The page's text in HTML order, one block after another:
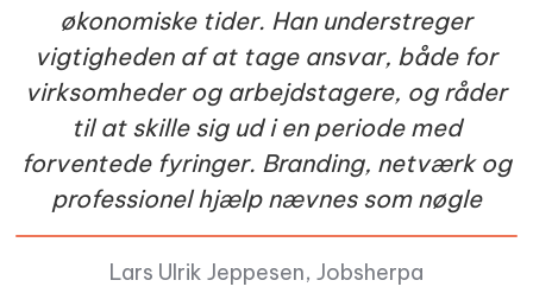
økonomiske tider. Han understreger
vigtigheden af at tage ansvar, både for
virksomheder og arbejdstagere, og råder
til at skille sig ud i en periode med
forventede fyringer. Branding, netværk og
professionel hjælp nævnes som nøgle
Lars Ulrik Jeppesen, Jobsherpa